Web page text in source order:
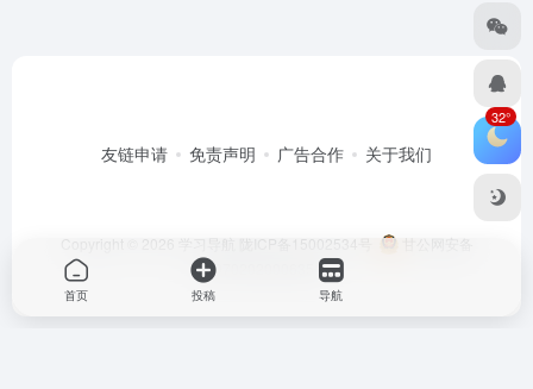
友链申请 免责声明 广告合作 关于我们
Copyright © 2026 学习导航 陇ICP备15002534号
甘公网安备
62070202000635号
32°
首页 投稿 导航